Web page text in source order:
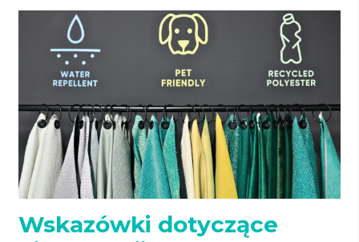
Wskazówki dotyczące